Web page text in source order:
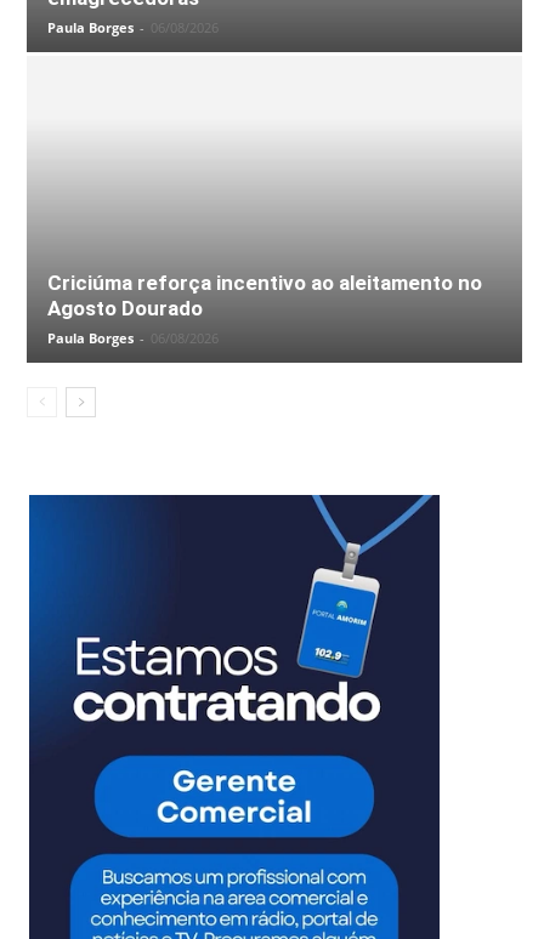
Paula Borges - 06/08/2026
Criciúma reforça incentivo ao aleitamento no
Agosto Dourado
Paula Borges - 06/08/2026